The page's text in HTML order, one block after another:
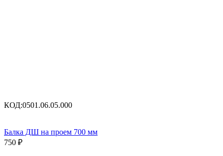
КОД:0501.06.05.000
Балка ДШ на проем 700 мм
750 ₽